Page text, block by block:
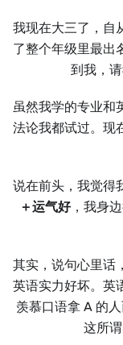
我现在大三了，自
了整个年级里最出
到我，
虽然我学的专业和
法论我都试过。现
说在前头，我觉得
＋运气好，我身
其实，说句心里话
英语实力好坏。英
羡慕口语拿 A 的
这所